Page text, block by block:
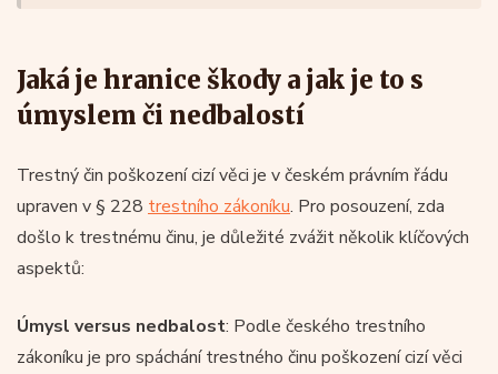
Jaká je hranice škody a jak je to s
úmyslem či nedbalostí
Trestný čin poškození cizí věci je v českém právním řádu
upraven v § 228 trestního zákoníku. Pro posouzení, zda
došlo k trestnému činu, je důležité zvážit několik klíčových
aspektů:
Úmysl versus nedbalost: Podle českého trestního
zákoníku je pro spáchání trestného činu poškození cizí věci